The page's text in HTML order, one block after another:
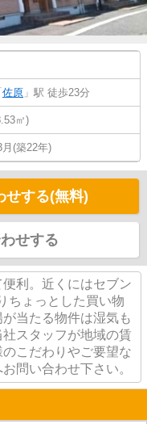
佐原 」駅 徒歩23分
㎡)
月(築22年)
せする(無料)
せする
利。近くにはセブン
ちょっとした買い物
当たる物件は湿気も
スタッフが地域の賃
こだわりやご要望な
問い合わせ下さい。